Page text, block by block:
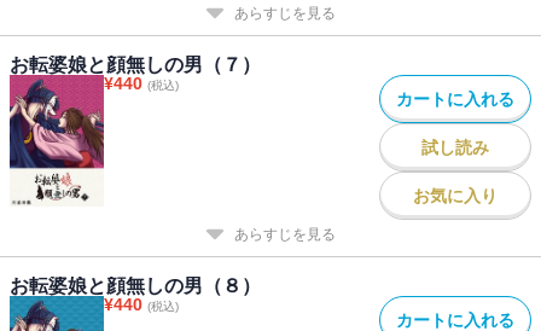
あらすじを見る
お転婆娘と顔無しの男（７）
¥440 (税込)
カートに入れる
試し読み
お気に入り
あらすじを見る
お転婆娘と顔無しの男（８）
¥440 (税込)
カートに入れる